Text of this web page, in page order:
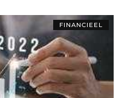
FINANCIEEL